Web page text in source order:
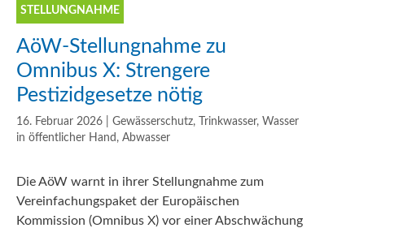
STELLUNGNAHME
AöW-Stellungnahme zu
Omnibus X: Strengere
Pestizidgesetze nötig
16. Februar 2026| Gewässerschutz, Trinkwasser, Wasser
in öffentlicher Hand , Abwasser
Die AöW warnt in ihrer Stellungnahme zum
Vereinfachungspaket der Europäischen
Kommission (Omnibus X) vor einer Abschwächung